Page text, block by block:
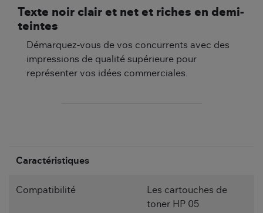
Texte noir clair et net et riches en demi-
teintes
Démarquez-vous de vos concurrents avec des
impressions de qualité supérieure pour
représenter vos idées commerciales.
Caractéristiques
Compatibilité
Les cartouches de
toner HP 05